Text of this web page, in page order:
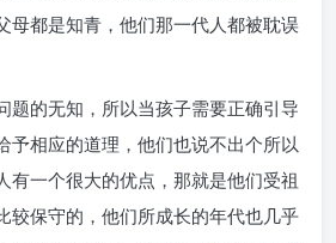
母都是知青，他们那一代人都被耽误
题的无知，所以当孩子需要正确引导
予相应的道理，他们也说不出个所以
有一个很大的优点，那就是他们受祖
较保守的，他们所成长的年代也几乎